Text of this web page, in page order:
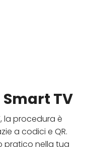
TV
la procedura è
a codici e QR.
pratico nella tua